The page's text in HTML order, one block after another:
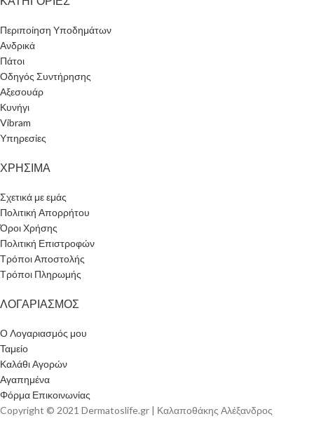
Περιποίηση Υποδημάτων
Ανδρικά
Πάτοι
Οδηγός Συντήρησης
Αξεσουάρ
Κυνήγι
Vibram
Υπηρεσίες
ΧΡΗΣΙΜΑ
Σχετικά με εμάς
Πολιτική Απορρήτου
Όροι Χρήσης
Πολιτική Επιστροφών
Τρόποι Αποστολής
Τρόποι Πληρωμής
ΛΟΓΑΡΙΑΣΜΟΣ
Ο Λογαριασμός μου
Ταμείο
Καλάθι Αγορών
Αγαπημένα
Φόρμα Επικοινωνίας
Copyright © 2021 Dermatoslife.gr | Καλαποθάκης Αλέξανδρος